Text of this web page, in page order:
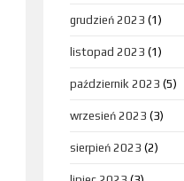
grudzień 2023 (1)
listopad 2023 (1)
październik 2023 (5)
wrzesień 2023 (3)
sierpień 2023 (2)